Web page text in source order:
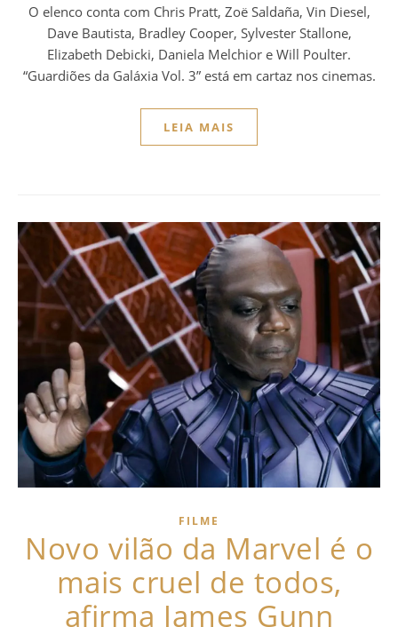
O elenco conta com Chris Pratt, Zoë Saldaña, Vin Diesel,
Dave Bautista, Bradley Cooper, Sylvester Stallone,
Elizabeth Debicki, Daniela Melchior e Will Poulter.
“Guardiões da Galáxia Vol. 3” está em cartaz nos cinemas.
LEIA MAIS
FILME
Novo vilão da Marvel é o
mais cruel de todos,
afirma James Gunn